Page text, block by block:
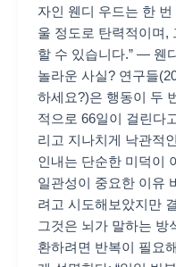
자인 웬디 우드는 한
울 정도로 탄력적이며,
할 수 있습니다.” — 웬
놀라운 사실? 연구들
하세요?)은 행동이 두
적으로 66일이 걸린다
리고 지나치게 낙관적
인내는 단순한 미덕이
일관성이 중요한 이유
려고 시도해보았지만
그것은 뇌가 말하는 방
환하려면 반복이 필요